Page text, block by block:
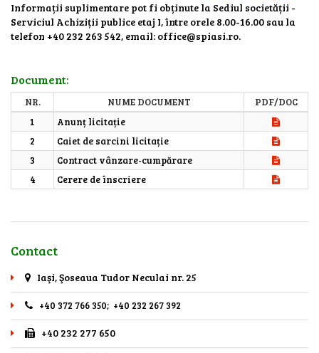
Informații suplimentare pot fi obținute la Sediul societății -
Serviciul Achiziții publice etaj I, între orele 8.00-16.00 sau la
telefon +40 232 263 542, email: office@spiasi.ro.
Document:
NR. NUME DOCUMENT
PDF/DOC
1
Anunț licitație
2
Caiet de sarcini licitație
3
Contract vânzare-cumpărare
4
Cerere de înscriere
Contact
Iaşi, Şoseaua Tudor Neculai nr. 25
+40 372 766 350; +40 232 267 392
+40 232 277 650